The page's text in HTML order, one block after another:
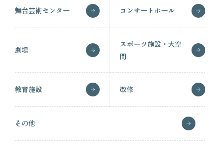
舞台芸術センター コンサートホール
劇場
スポーツ施設・大空
間
教育施設 改修
その他